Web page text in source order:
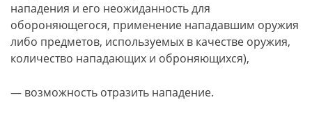
нападения и его неожиданность для
обороняющегося, применение нападавшим оружия
либо предметов, используемых в качестве оружия,
количество нападающих и оброняющихся),
— возможность отразить нападение.